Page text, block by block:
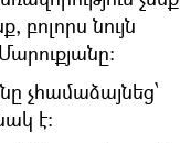
բոլորս նույն
չհամաձայնեց՝
է։